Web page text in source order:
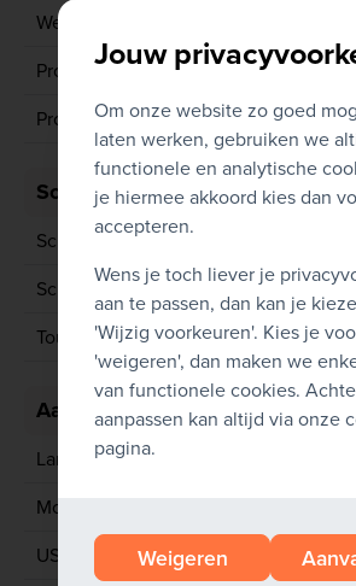
Webcam
Processor type
Processor
Scherm
Schermresolutie
Schermgrootte
Touchscreen
Aansluitingen
Lan poort
Mobiel netwerk
USB 2
Jouw
Om onze website zo goed
laten werken, gebruiken we
functionele en analytische
je hiermee akkoord kies dan
accepteren.
Wens je toch liever je
aan te passen, dan kan je
'Wijzig voorkeuren'. Kies je
'weigeren', dan maken we
van functionele cookies.
aanpassen kan altijd via onze
pagina.
Weigeren